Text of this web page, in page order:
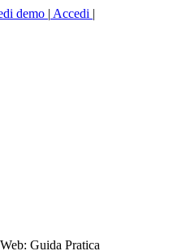
demo | Accedi |
Guida Pratica